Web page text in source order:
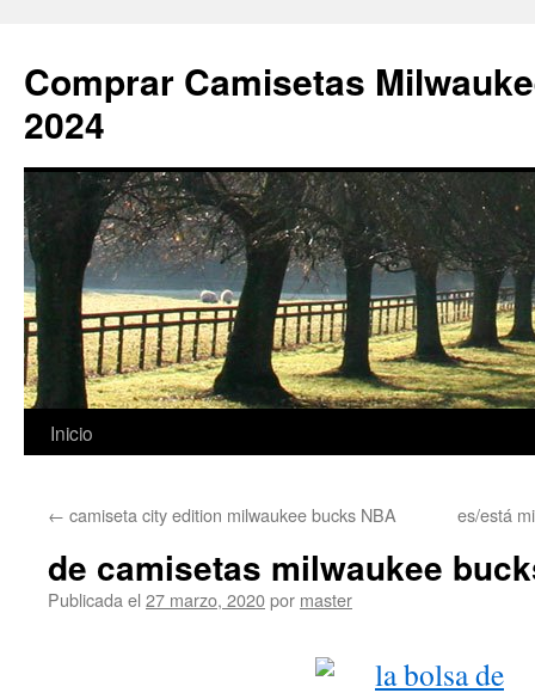
Comprar Camisetas
2024
Saltar
contenido
Inicio
← camiseta city edition milwaukee bucks NBA es/está
de camisetas milwaukee
Publicada el 27 marzo, 2020por master